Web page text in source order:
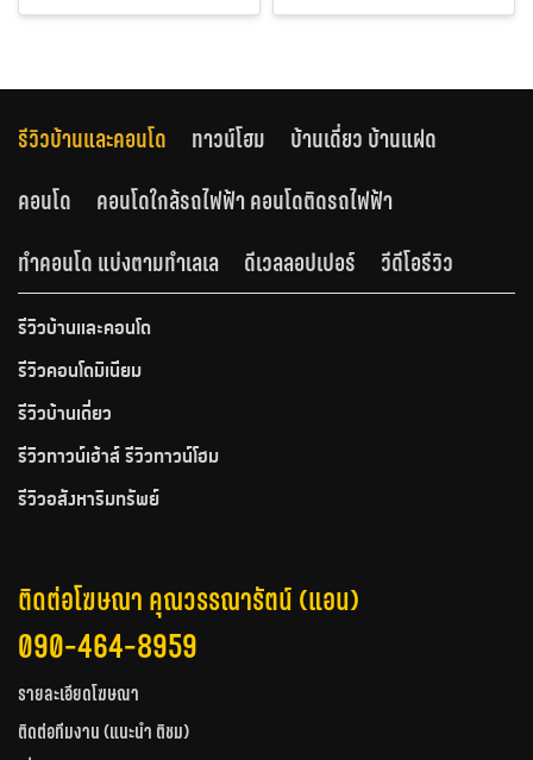
รีวิวบ้านและคอนโด ทาวน์โฮม
บ้านเดี่ยว บ้านแฝด
คอนโด
คอนโดใกล้รถไฟฟ้า คอนโดติดรถไฟฟ้า
ทำคอนโด แบ่งตามทำเลเล
ดีเวลลอปเปอร์ วีดีโอรีวิว
รีวิวบ้านและคอนโด
รีวิวคอนโดมิเนียม
รีวิวบ้านเดี่ยว
รีวิวทาวน์เฮ้าส์ รีวิวทาวน์โฮม
รีวิวอสังหาริมทรัพย์
ติดต่อโฆษณา คุณวรรณารัตน์ (แอน)
090-464-8959
รายละเอียดโฆษณา
ติดต่อทีมงาน (แนะนำ ติชม)